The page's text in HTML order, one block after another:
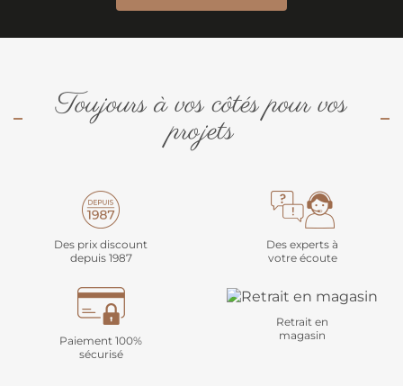
Toujours à vos côtés pour vos
projets
Des prix discount
depuis 1987
Des experts à
votre écoute
Paiement 100%
sécurisé
Retrait en
magasin